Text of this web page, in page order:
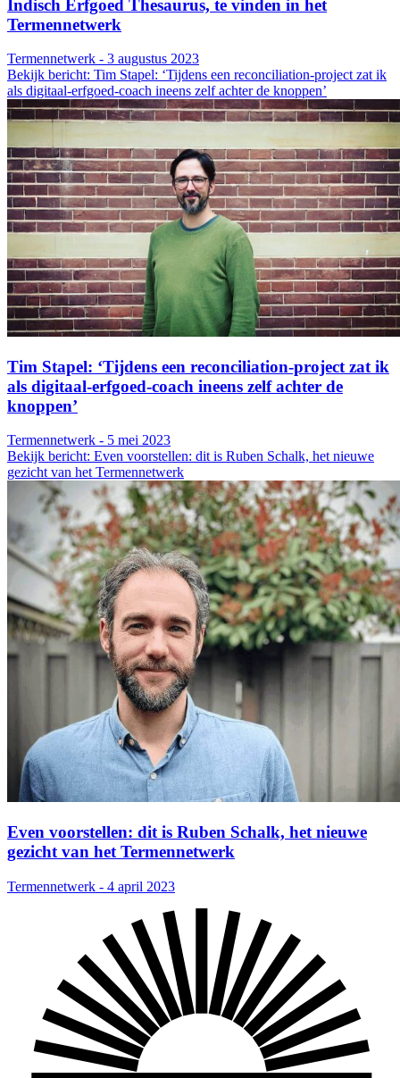
Indisch Erfgoed Thesaurus, te vinden in het
Termennetwerk
Termennetwerk - 3 augustus 2023
Bekijk bericht: Tim Stapel: ‘Tijdens een reconciliation-project zat ik
als digitaal-erfgoed-coach ineens zelf achter de knoppen’
Tim Stapel: ‘Tijdens een reconciliation-project zat ik
als digitaal-erfgoed-coach ineens zelf achter de
knoppen’
Termennetwerk - 5 mei 2023
Bekijk bericht: Even voorstellen: dit is Ruben Schalk, het nieuwe
gezicht van het Termennetwerk
Even voorstellen: dit is Ruben Schalk, het nieuwe
gezicht van het Termennetwerk
Termennetwerk - 4 april 2023